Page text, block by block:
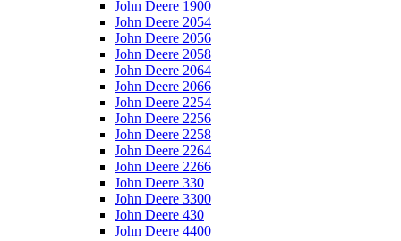
John Deere 1900
John Deere 2054
John Deere 2056
John Deere 2058
John Deere 2064
John Deere 2066
John Deere 2254
John Deere 2256
John Deere 2258
John Deere 2264
John Deere 2266
John Deere 330
John Deere 3300
John Deere 430
John Deere 4400